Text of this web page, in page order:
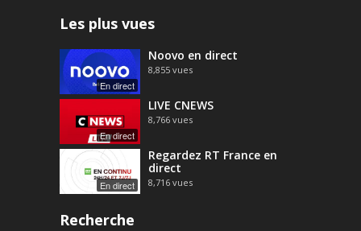
Les plus vues
En direct
Noovo en direct
8,855 vues
En direct
LIVE CNEWS
8,766 vues
En direct
Regardez RT France en
direct
8,716 vues
Recherche